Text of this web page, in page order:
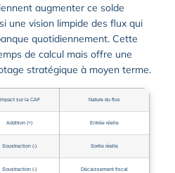
augmenter ce solde
une vision limpide des flux qui
quotidiennement. Cette
de calcul mais offre une
stratégique à moyen terme.
Impact sur la CAF Nature du flux
Addition (+) Entrée réelle
Soustraction (-) Sortie réelle
Soustraction (-) Décaissement fiscal